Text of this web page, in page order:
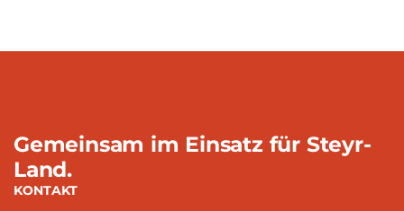
Gemeinsam im Einsatz für Steyr-
Land.
KONTAKT